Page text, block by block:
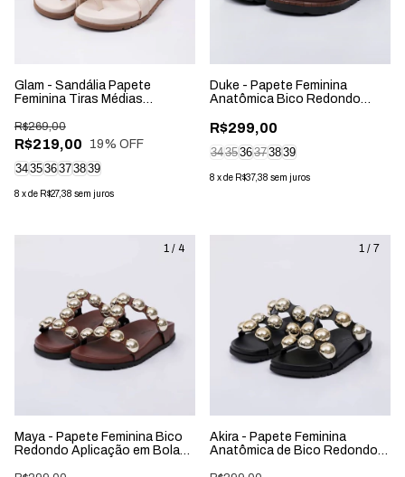
Glam - Sandália Papete
Feminina Tiras Médias
R$219,00
R$269,00
19% OFF
343536373839
8 xde R$27,38 sem juros
Duke - Papete Feminina
Anatômica Bico Redondo
R$299,00
343536373839
8 xde R$37,38 sem juros
1 / 4
Maya - Papete Feminina Bico
Redondo Aplicação em Bolas
1 / 7
Akira - Papete Feminina
Anatômica de Bico Redondo